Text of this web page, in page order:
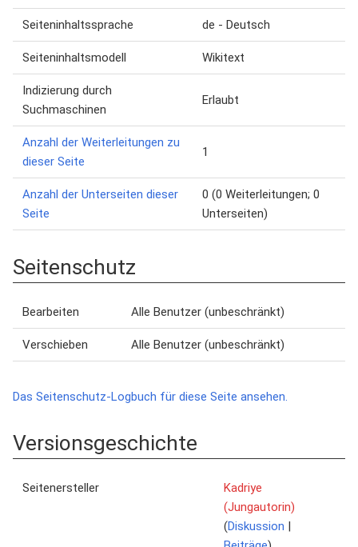
Seiteninhaltssprache de - Deutsch
Seiteninhaltsmodell Wikitext
Indizierung durch
Suchmaschinen
Erlaubt
Anzahl der Weiterleitungen zu
dieser Seite
1
Anzahl der Unterseiten dieser
Seite
0 (0 Weiterleitungen; 0
Unterseiten)
Seitenschutz
Bearbeiten Alle Benutzer (unbeschränkt)
Verschieben Alle Benutzer (unbeschränkt)
Das Seitenschutz-Logbuch für diese Seite ansehen.
Versionsgeschichte
Seitenersteller
Kadriye
(Jungautorin)
(Diskussion |